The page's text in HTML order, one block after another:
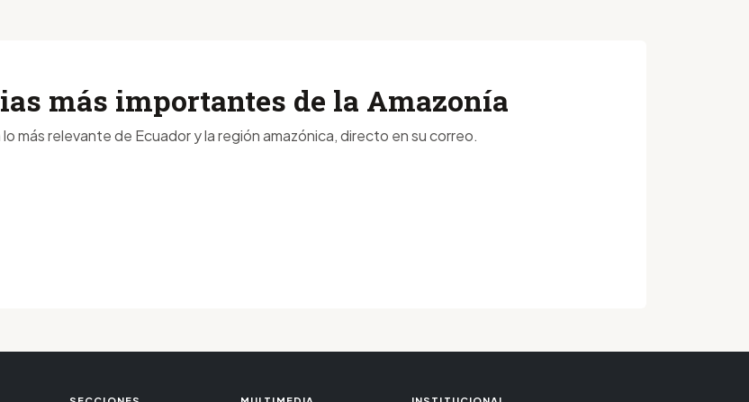
más importantes de la Amazonía
más relevante de Ecuador y la región amazónica, directo en su correo.